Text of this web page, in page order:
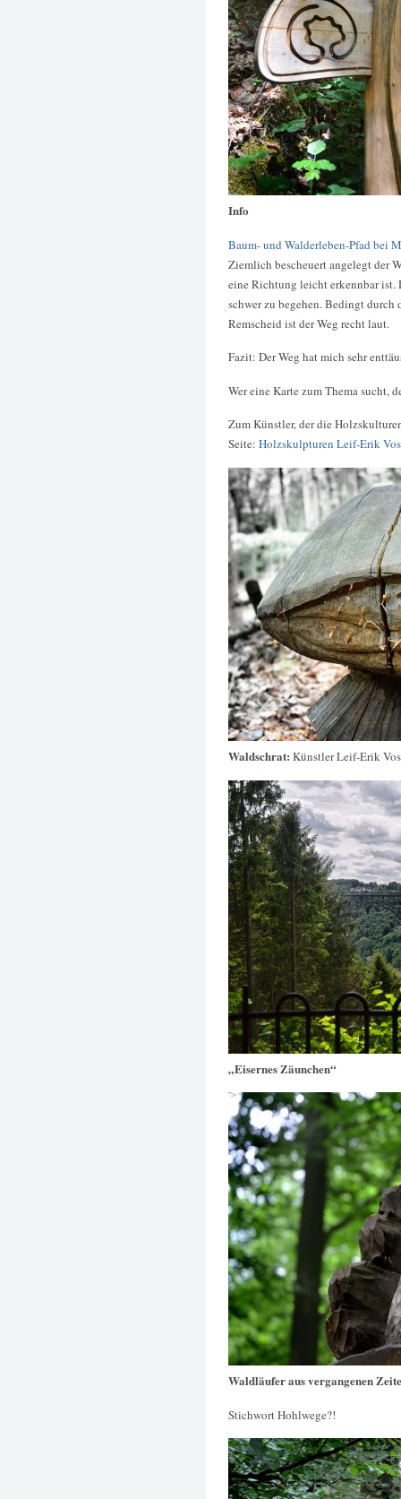
Info
Baum- und Walderleben-Pfad bei
Ziemlich bescheuert angelegt der
eine Richtung leicht erkennbar ist.
schwer zu begehen. Bedingt
Remscheid ist der Weg recht laut.
Fazit: Der Weg hat mich sehr
Wer eine Karte zum Thema sucht,
Zum Künstler, der die
Seite: Holzskulpturen Leif-Erik
Waldschrat: Künstler Leif-Erik
„Eisernes Zäunchen“
Waldläufer aus vergangenen
Stichwort Hohlwege?!